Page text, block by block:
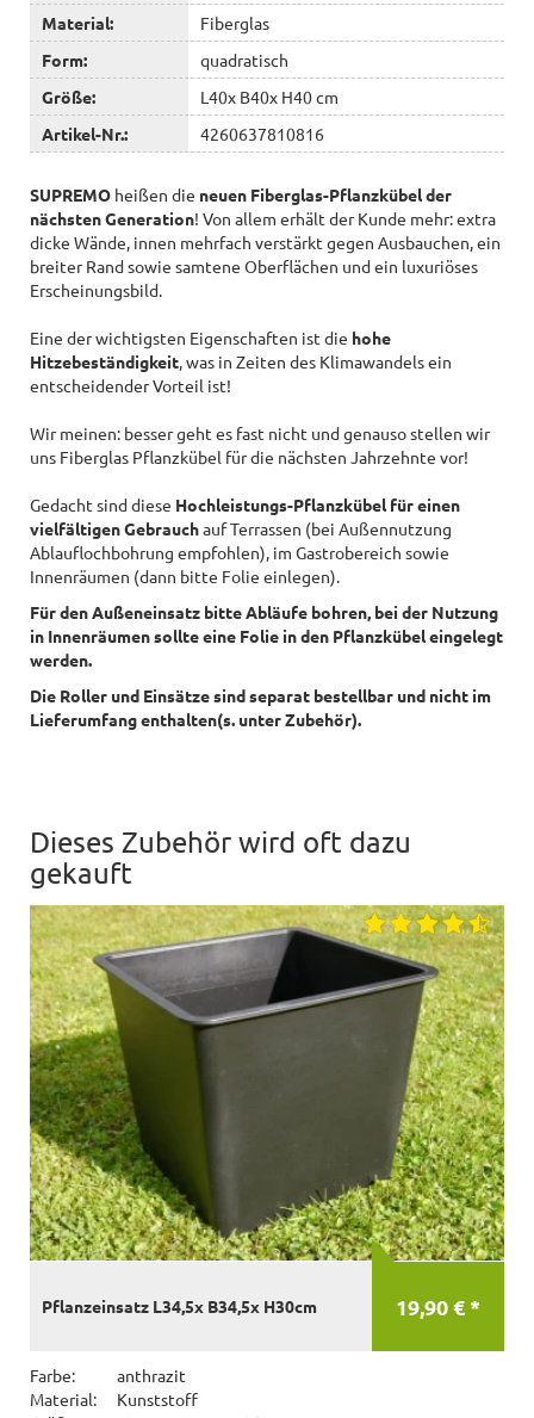
Material:
Fiberglas
Form:
quadratisch
Größe:
L40x B40x H40 cm
Artikel-Nr.:
4260637810816
SUPREMO heißen die neuen Fiberglas-Pflanzkübel der
nächsten Generation! Von allem erhält der Kunde mehr: extra
dicke Wände, innen mehrfach verstärkt gegen Ausbauchen, ein
breiter Rand sowie samtene Oberflächen und ein luxuriöses
Erscheinungsbild.
Eine der wichtigsten Eigenschaften ist die hohe
Hitzebeständigkeit , was in Zeiten des Klimawandels ein
entscheidender Vorteil ist!
Wir meinen: besser geht es fast nicht und genauso stellen wir
uns Fiberglas Pflanzkübel für die nächsten Jahrzehnte vor!
Gedacht sind diese Hochleistungs-Pflanzkübel für einen
vielfältigen Gebrauchauf Terrassen (bei Außennutzung
Ablauflochbohrung empfohlen), im Gastrobereich sowie
Innenräumen (dann bitte Folie einlegen).
Für den Außeneinsatz bitte Abläufe bohren, bei der Nutzung
in Innenräumen sollte eine Folie in den Pflanzkübel eingelegt
werden.
Die Roller und Einsätze sind separat bestellbar und nicht im
Lieferumfang enthalten(s. unter Zubehör).
Dieses Zubehör wird oft dazu
gekauft
19,90 € *
Pflanzeinsatz L34,5x B34,5x H30cm
Farbe:
anthrazit
Material:
Kunststoff